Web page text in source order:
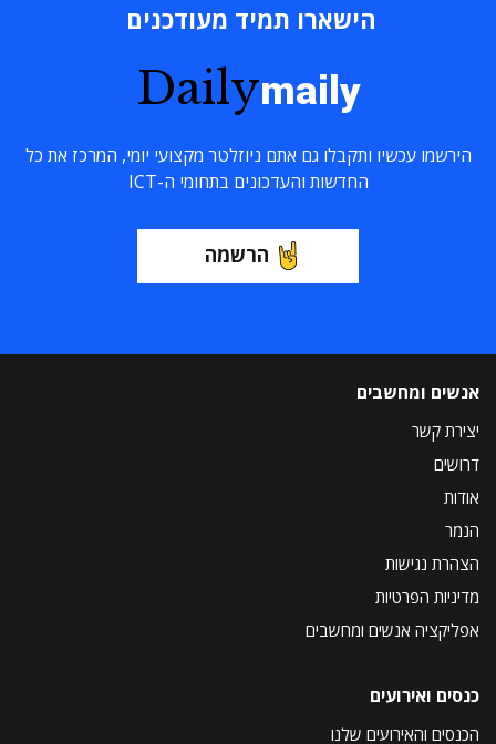
הישארו תמיד מעודכנים
Dailymaily
הירשמו עכשיו ותקבלו גם אתם ניוזלטר מקצועי יומי, המרכז את כל
החדשות והעדכונים בתחומי ה-ICT
הרשמה
אנשים ומחשבים
יצירת קשר
דרושים
אודות
הנמר
הצהרת נגישות
מדיניות הפרטיות
אפליקציה אנשים ומחשבים
כנסים ואירועים
הכנסים והאירועים שלנו